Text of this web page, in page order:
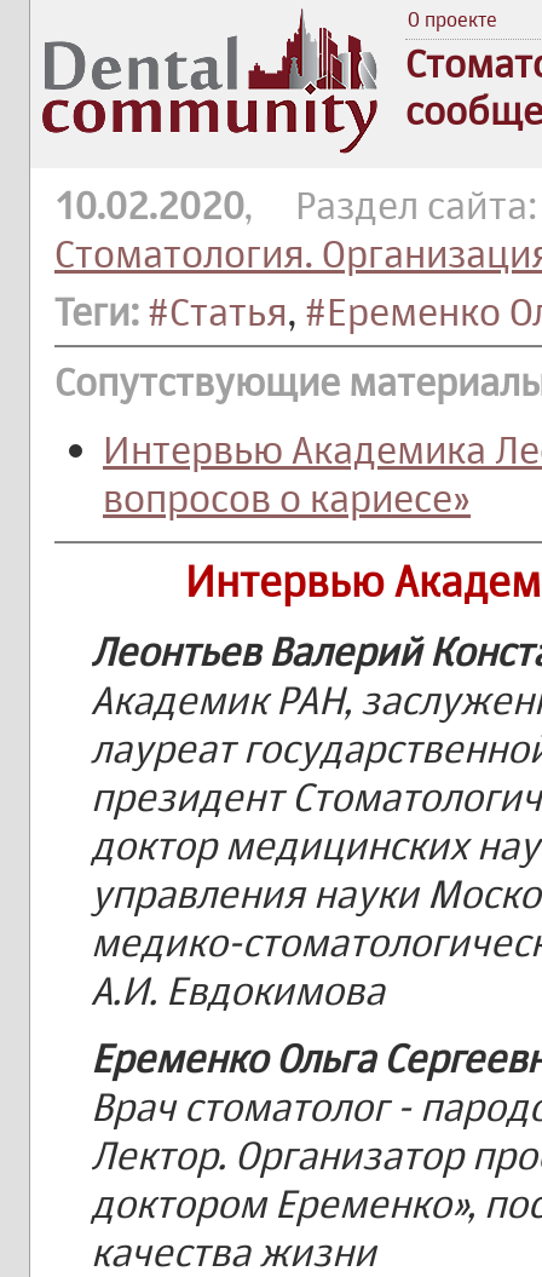
О проекте
10.02.2020, Раздел
Стоматология.
Теги: #Статья, #Еременко
Сопутствующие
Интервью Академика
вопросов о кариесе»
Интервью
Леонтьев Валерий
Академик РАН,
лауреат
президент
доктор медицинских
управления науки
медико-
А.И. Евдокимова
Еременко Ольга
Врач стоматолог -
Лектор. Организатор
доктором Еременко»,
качества жизни